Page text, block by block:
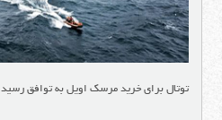
توتال برای خرید مرسک اویل به توافق رسید